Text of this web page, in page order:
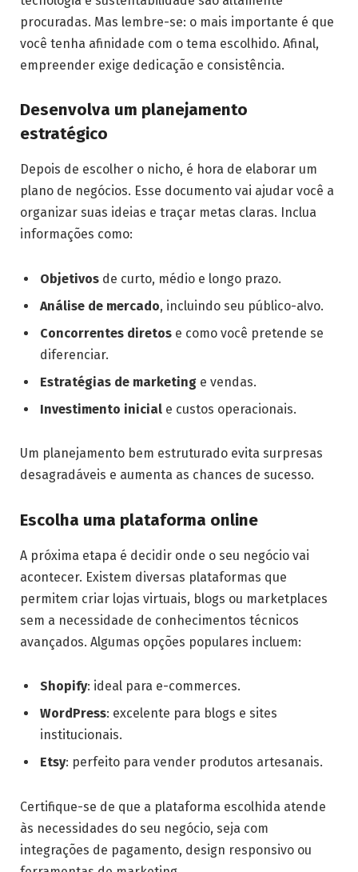
procuradas. Mas lembre-se: o mais importante é que
você tenha afinidade com o tema escolhido. Afinal,
empreender exige dedicação e consistência.
Desenvolva um planejamento
estratégico
Depois de escolher o nicho, é hora de elaborar um
plano de negócios. Esse documento vai ajudar você a
organizar suas ideias e traçar metas claras. Inclua
informações como:
Objetivos de curto, médio e longo prazo.
Análise de mercado, incluindo seu público-alvo.
Concorrentes diretos e como você pretende se
diferenciar.
Estratégias de marketing e vendas.
Investimento inicial e custos operacionais.
Um planejamento bem estruturado evita surpresas
desagradáveis e aumenta as chances de sucesso.
Escolha uma plataforma online
A próxima etapa é decidir onde o seu negócio vai
acontecer. Existem diversas plataformas que
permitem criar lojas virtuais, blogs ou marketplaces
sem a necessidade de conhecimentos técnicos
avançados. Algumas opções populares incluem:
Shopify: ideal para e-commerces.
WordPress: excelente para blogs e sites
institucionais.
Etsy: perfeito para vender produtos artesanais.
Certifique-se de que a plataforma escolhida atende
às necessidades do seu negócio, seja com
integrações de pagamento, design responsivo ou